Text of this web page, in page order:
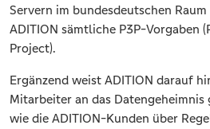
Servern im bundesdeutschen
ADITION sämtliche P3P-Vorgaben
Project).
Ergänzend weist ADITION darauf
Mitarbeiter an das Datengeheimnis
wie die ADITION-Kunden über